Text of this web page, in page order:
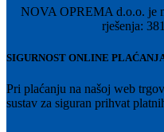
NOVA OPREMA d.o.o. je
rješenja:
SIGURNOST ONLINE
Pri plaćanju na našoj web
sustav za siguran prihvat